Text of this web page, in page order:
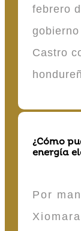
febrero
Castro
¿Cómo
energía
Por